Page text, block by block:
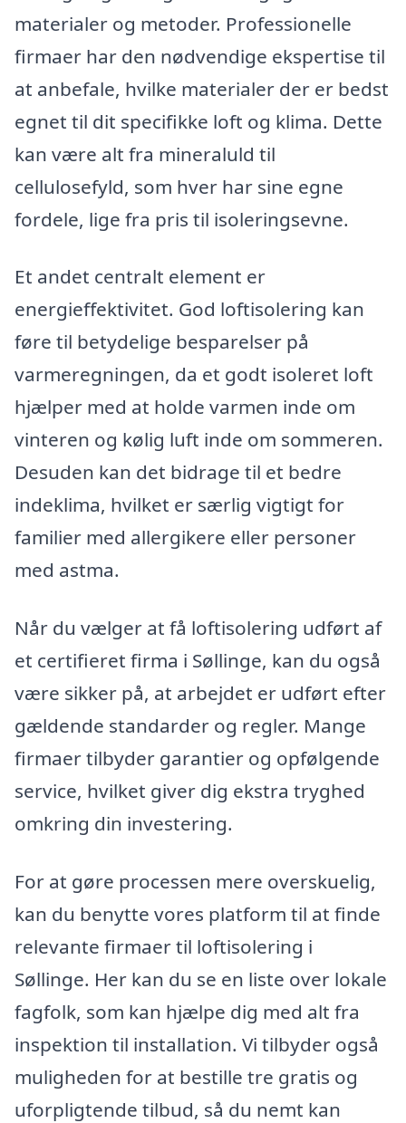
materialer og metoder. Professionelle
firmaer har den nødvendige ekspertise til
at anbefale, hvilke materialer der er bedst
egnet til dit specifikke loft og klima. Dette
kan være alt fra mineraluld til
cellulosefyld, som hver har sine egne
fordele, lige fra pris til isoleringsevne.
Et andet centralt element er
energieffektivitet. God loftisolering kan
føre til betydelige besparelser på
varmeregningen, da et godt isoleret loft
hjælper med at holde varmen inde om
vinteren og kølig luft inde om sommeren.
Desuden kan det bidrage til et bedre
indeklima, hvilket er særlig vigtigt for
familier med allergikere eller personer
med astma.
Når du vælger at få loftisolering udført af
et certifieret firma i Søllinge, kan du også
være sikker på, at arbejdet er udført efter
gældende standarder og regler. Mange
firmaer tilbyder garantier og opfølgende
service, hvilket giver dig ekstra tryghed
omkring din investering.
For at gøre processen mere overskuelig,
kan du benytte vores platform til at finde
relevante firmaer til loftisolering i
Søllinge. Her kan du se en liste over lokale
fagfolk, som kan hjælpe dig med alt fra
inspektion til installation. Vi tilbyder også
muligheden for at bestille tre gratis og
uforpligtende tilbud, så du nemt kan